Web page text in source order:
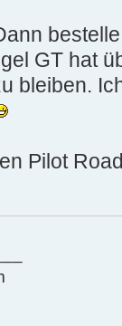
GT hat
bleiben.
Pilot